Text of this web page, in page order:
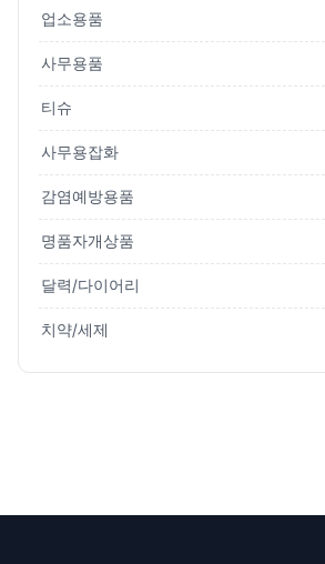
업소용품
사무용품
티슈
사무용잡화
감염예방용품
명품자개상품
달력/다이어리
치약/세제